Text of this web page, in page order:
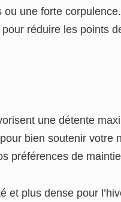
une forte
pour réduire les points
une détente
bien soutenir votre
préférences de
et plus dense pour